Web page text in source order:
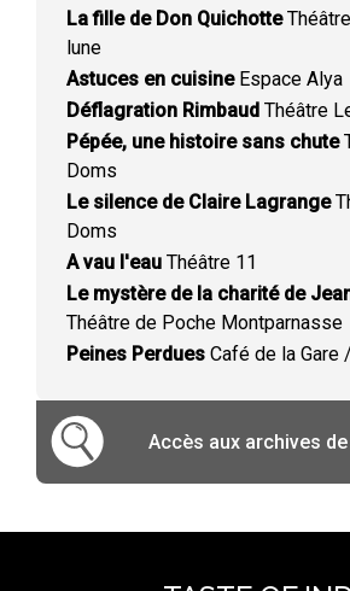
La fille de Don Quichotte
lune
Astuces en cuisineEspace Alya
Déflagration Rimbaud Théâtre
Pépée, une histoire sans chute
Doms
Le silence de Claire Lagrange
Doms
A vau l'eau Théâtre 11
Le mystère de la charité de
Théâtre de Poche Montparnasse
Peines Perdues Café de la Gare
Accès aux archives